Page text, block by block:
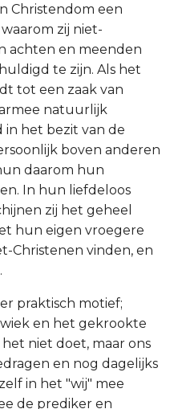
Christendom een
zij niet-
achten en meenden
te zijn. Als het
tot een zaak van
natuurlijk
in het bezit van de
boven anderen
daarom hun
In hun liefdeloos
zij het geheel
hun eigen vroegere
Christenen vinden, en
praktisch motief;
en het gekrookte
niet doet, maar ons
en nog dagelijks
in het "wij" mee
de prediker en